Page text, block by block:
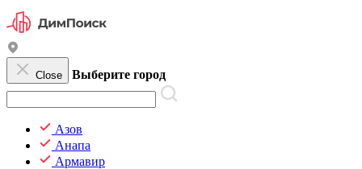
Close Выберите город
Азов
Анапа
Армавир